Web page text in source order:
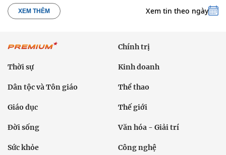
XEM THÊM Xem tin theo ngày
Chính trị
Thời sự Kinh doanh
Dân tộc và Tôn giáo Thể thao
Giáo dục Thế giới
Đời sống Văn hóa - Giải trí
Sức khỏe Công nghệ